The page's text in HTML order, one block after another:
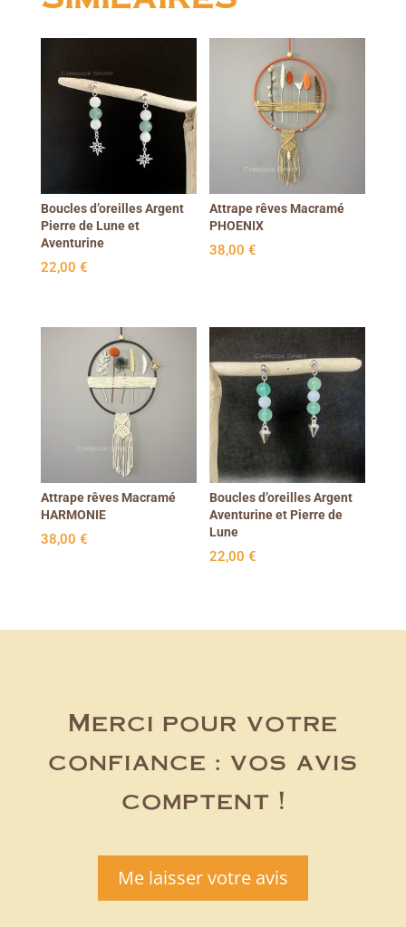
Boucles d’oreilles Argent
Pierre de Lune et
Aventurine
22,00 €
Attrape rêves Macramé
PHOENIX
38,00€
Attrape rêves Macramé
HARMONIE
38,00 €
Boucles d’oreilles Argent
Aventurine et Pierre de
Lune
22,00€
Merci pour votre
confiance : vos avis
comptent !
Me laisser votre avis